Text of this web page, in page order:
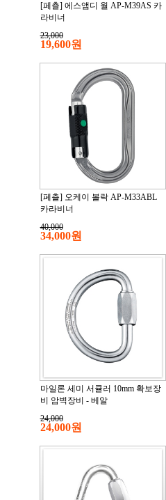
[페츨] 에스앰디 월 AP-M39AS 카
라비너
23,000
19,600원
[페츨] 오케이 볼락 AP-M33ABL
카라비너
40,000
34,000원
마일론 세미 서큘러 10mm 확보장
비 암벽장비 - 베알
24,000
24,000원